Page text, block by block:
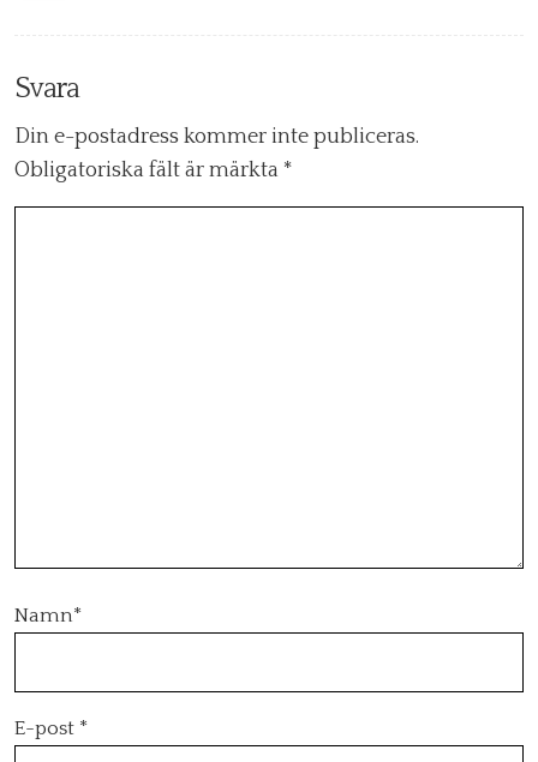
Svara
Din e-postadress kommer inte publiceras.
Obligatoriska fält är märkta *
Namn*
E-post *